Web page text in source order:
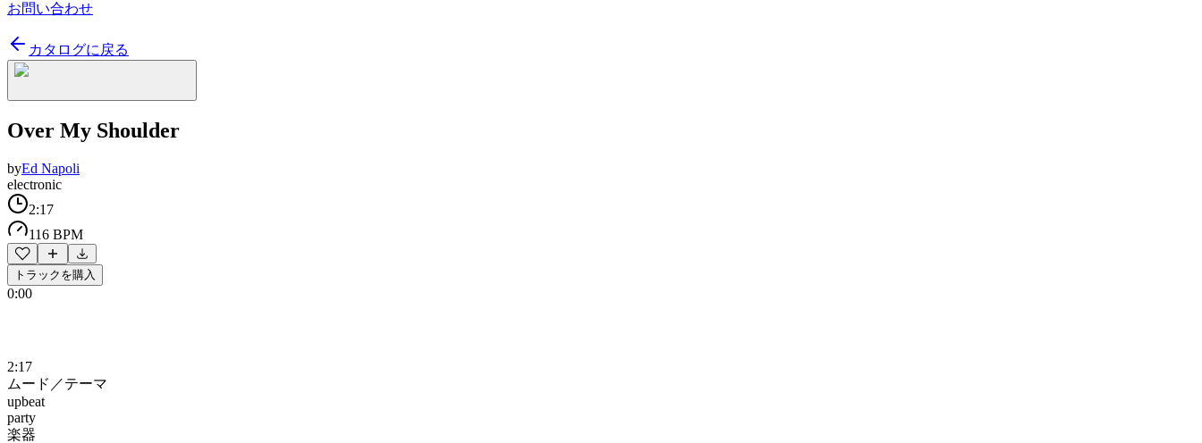
お問い合わせ
カタログに戻る
Over My Shoulder
byEd Napoli
electronic
2:17
116 BPM
トラックを購入
0:00
2:17
ムード／テーマ
upbeat
party
楽器